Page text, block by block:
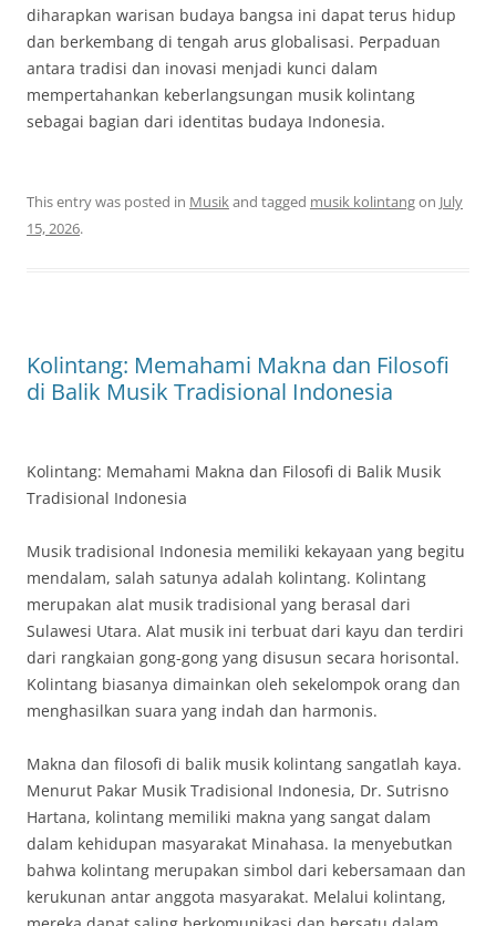
diharapkan warisan budaya bangsa ini dapat terus hidup
dan berkembang di tengah arus globalisasi. Perpaduan
antara tradisi dan inovasi menjadi kunci dalam
mempertahankan keberlangsungan musik kolintang
sebagai bagian dari identitas budaya Indonesia.
This entry was posted in Musikand tagged musik kolintangon July
15, 2026.
Kolintang: Memahami Makna dan Filosofi
di Balik Musik Tradisional Indonesia
Kolintang: Memahami Makna dan Filosofi di Balik Musik
Tradisional Indonesia
Musik tradisional Indonesia memiliki kekayaan yang begitu
mendalam, salah satunya adalah kolintang. Kolintang
merupakan alat musik tradisional yang berasal dari
Sulawesi Utara. Alat musik ini terbuat dari kayu dan terdiri
dari rangkaian gong-gong yang disusun secara horisontal.
Kolintang biasanya dimainkan oleh sekelompok orang dan
menghasilkan suara yang indah dan harmonis.
Makna dan filosofi di balik musik kolintang sangatlah kaya.
Menurut Pakar Musik Tradisional Indonesia, Dr. Sutrisno
Hartana, kolintang memiliki makna yang sangat dalam
dalam kehidupan masyarakat Minahasa. Ia menyebutkan
bahwa kolintang merupakan simbol dari kebersamaan dan
kerukunan antar anggota masyarakat. Melalui kolintang,